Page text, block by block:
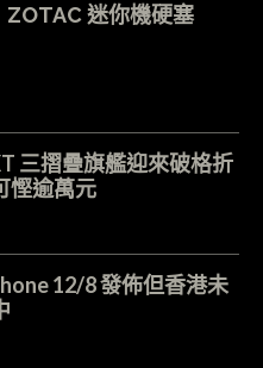
ZOTAC 迷你機硬塞
三摺疊旗艦迎來破格折
慳逾萬元
12/8 發佈但香港未